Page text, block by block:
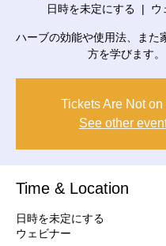
日時を未定にする
  |
ウ
ハーブの効能や使用法、また
方を学びます。
Tickets Are Not
See other
Time & Location
日時を未定にする
ウェビナー